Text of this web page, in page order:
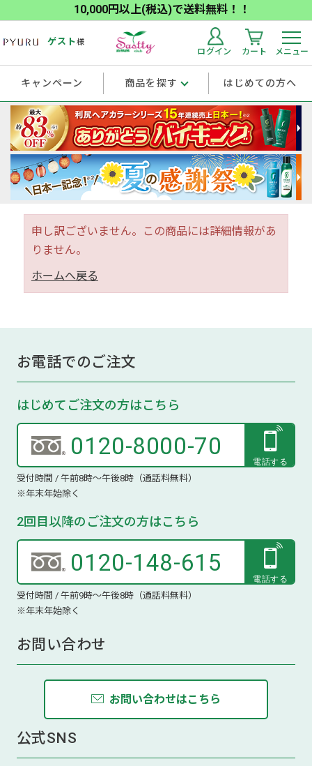
10,000円以上(税込)で送料無料！！
ゲスト様
ログイン カート メニュー
キャンペーン 商品を探す はじめての方へ
申し訳ございません。この商品には詳細情報があ
りません。
ホームへ戻る
お電話でのご注文
はじめてご注文の方はこちら
0120-8000-70
受付時間 / 午前8時～午後8時（通話料無料）
※年末年始除く
2回目以降のご注文の方はこちら
0120-148-615
受付時間 / 午前9時～午後8時（通話料無料）
※年末年始除く
お問い合わせ
お問い合わせはこちら
公式SNS